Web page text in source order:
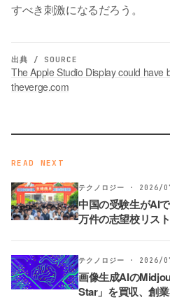
すべき刺激になるだろう。
出典 / SOURCE
The Apple Studio Display could
theverge.com
READ NEXT
テクノロジー · 2026/
中国の受験生がAI
万件の志望校リス
テクノロジー · 2026/
画像生成AIの
Star」を買収、創